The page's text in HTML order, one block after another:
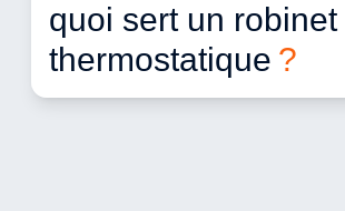
quoi sert un robinet
thermostatique ?